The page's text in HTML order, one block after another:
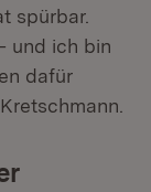
spürbar.
und ich bin
dafür